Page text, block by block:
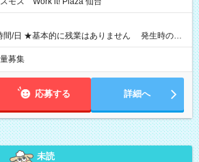
間/日 ★基本的に残業はありません 発生時の残
で支給いたします
募集
応募する 詳細へ
未読